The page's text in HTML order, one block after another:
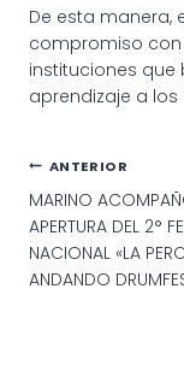
De esta manera,
compromiso
instituciones
aprendizaje a
de
entradas
ANTERIOR
MARINO
APERTURA DEL 2°
NACIONAL «LA
ANDANDO